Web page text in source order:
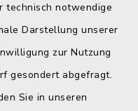
technisch notwendige
Darstellung unserer
zur Nutzung
gesondert abgefragt.
Sie in unseren